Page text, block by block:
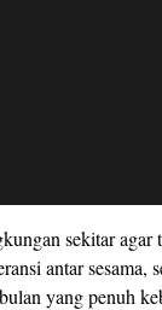
sekitar agar
antar sesama,
yang penuh